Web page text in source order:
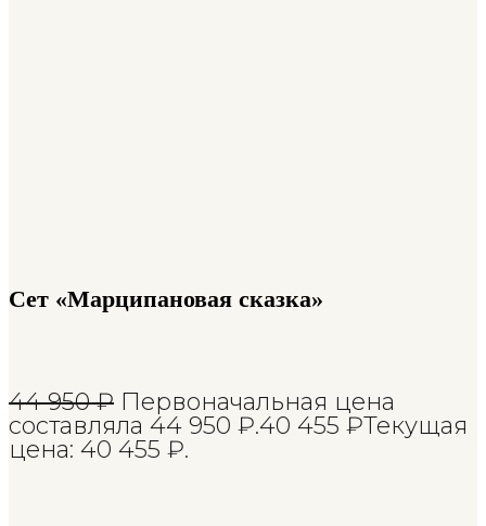
Сет «Марципановая сказка»
44 950₽ Первоначальная цена
составляла 44 950 ₽.40 455 ₽Текущая
цена: 40 455 ₽.